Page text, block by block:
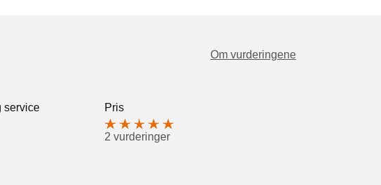
Om vurderingene
service Pris
2 vurderinger